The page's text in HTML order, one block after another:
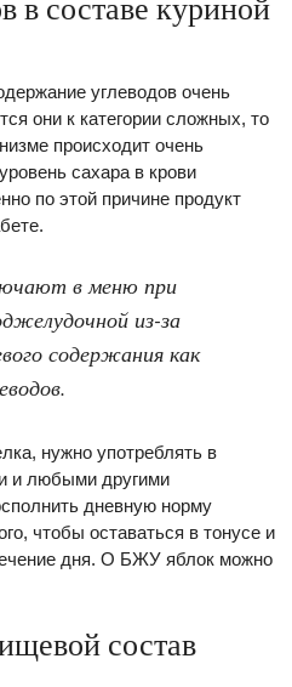
углеводов очень
они к категории сложных, то
происходит очень
сахара в крови
по этой причине продукт
в меню при
из-за
содержания как
нужно употреблять в
и любыми другими
дневную норму
чтобы оставаться в тонусе и
дня. О БЖУ яблок можно
состав